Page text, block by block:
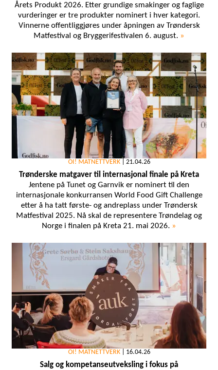
Årets Produkt 2026. Etter grundige smakinger og faglige
vurderinger er tre produkter nominert i hver kategori.
Vinnerne offentliggjøres under åpningen av Trøndersk
Matfestival og Bryggerifestivalen 6. august. »
OI! MATNETTVERK| 21.04.26
Trønderske matgaver til internasjonal finale på Kreta
Jentene på Tunet og Garnvik er nominert til den
internasjonale konkurransen World Food Gift Challenge
etter å ha tatt første- og andreplass under Trøndersk
Matfestival 2025. Nå skal de representere Trøndelag og
Norge i finalen på Kreta 21. mai 2026. »
OI! MATNETTVERK| 16.04.26
Salg og kompetanseutveksling i fokus på